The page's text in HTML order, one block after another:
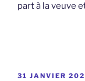
part à la veuve
PUBLIÉ
31 JANVIER